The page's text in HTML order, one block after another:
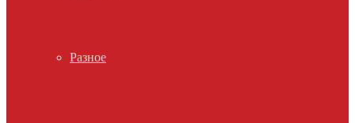
Разное